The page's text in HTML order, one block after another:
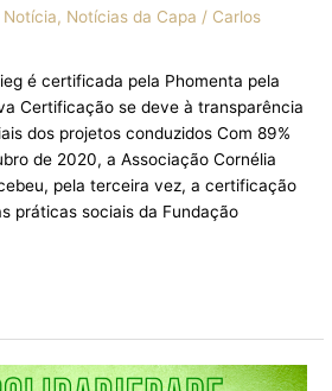
Notícia, Notícias da Capa / Carlos
é certificada pela Phomenta pela
Certificação se deve à transparência
dos projetos conduzidos Com 89%
de 2020, a Associação Cornélia
pela terceira vez, a certificação
práticas sociais da Fundação